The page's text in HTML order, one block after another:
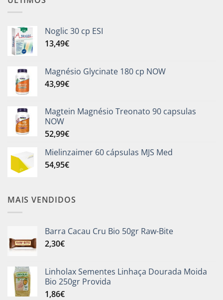
Noglic 30 cp ESI
13,49€
Magnésio Glycinate 180 cp NOW
43,99€
Magtein Magnésio Treonato 90 capsulas
NOW
52,99€
Mielinzaimer 60 cápsulas MJS Med
54,95€
MAIS VENDIDOS
Barra Cacau Cru Bio 50gr Raw-Bite
2,30€
Linholax Sementes Linhaça Dourada Moida
Bio 250gr Provida
1,86€